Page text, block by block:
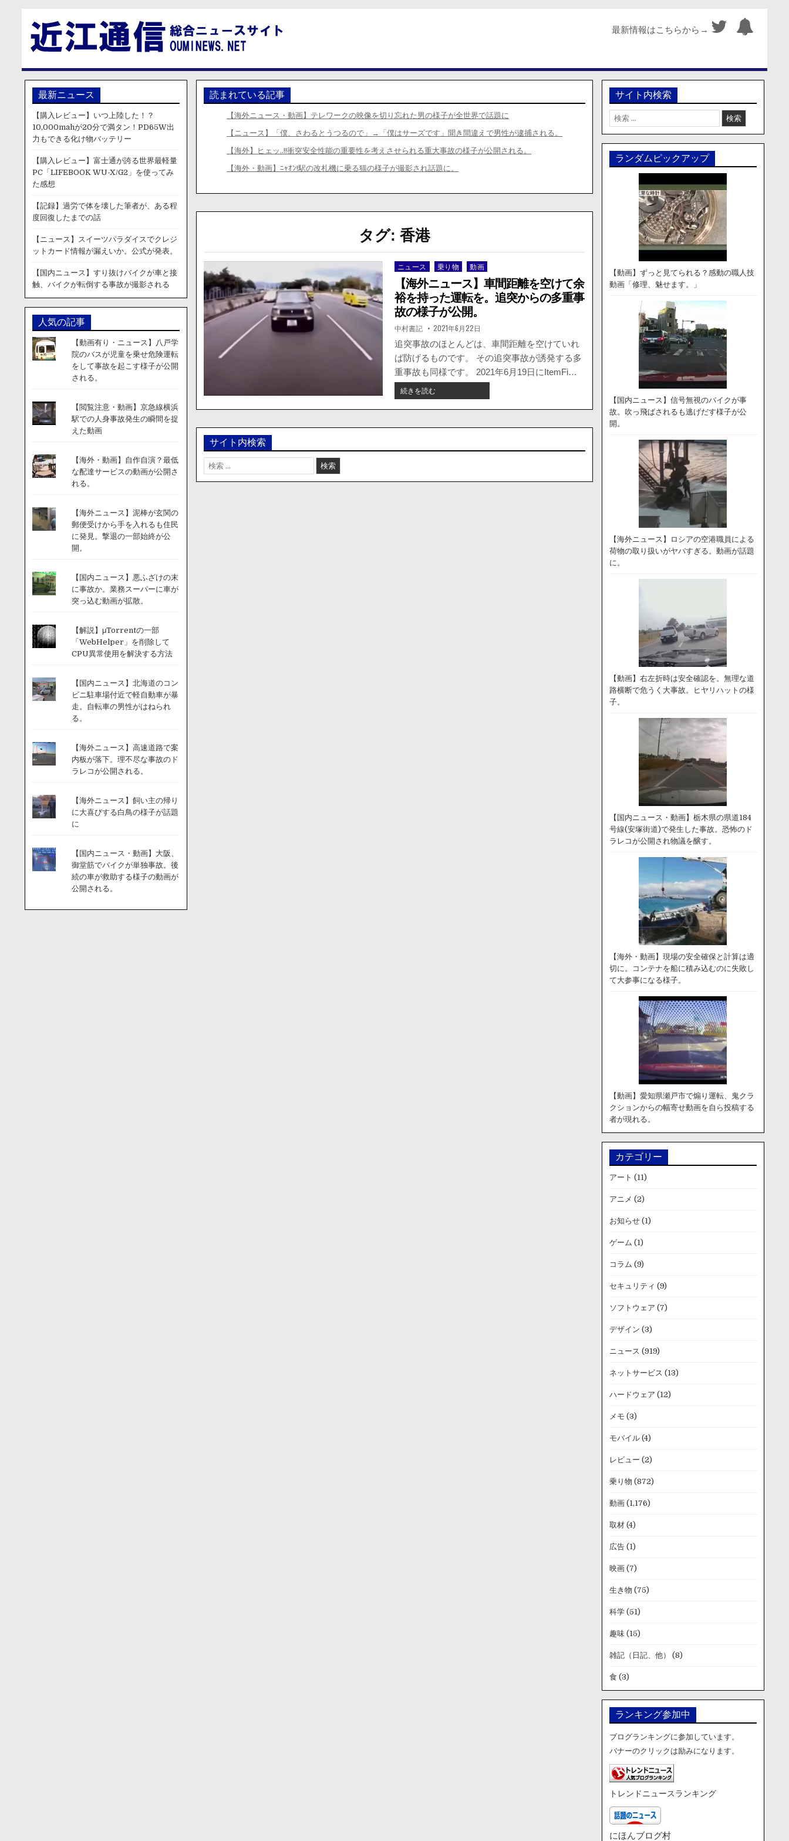
最新情報はこちらから→
読まれている記事
【海外ニュース・動画】テレワークの映像を切り忘れた男の様子が全世界で話題に
【ニュース】「僕、さわるとうつるので」→「僕はサーズです」聞き間違えで男性が逮捕される。
【海外】ヒェッ..!!衝突安全性能の重要性を考えさせられる重大事故の様子が公開される。
【海外・動画】ﾆｬｵﾝ!駅の改札機に乗る猫の様子が撮影され話題に。
タグ: 香港
Posted
ニュース 乗り物 動画
【海外ニュース】車間距離を空けて余
裕を持った運転を。追突からの多重事
故の様子が公開。
著
者:
中村書記 掲
載
日：
2021年6月22日
追突事故のほとんどは、車間距離を空けていれ
ば防げるものです。 その追突事故が誘発する多
重事故も同様です。 2021年6月19日にItemFi…
続きを読む【海
外
ニ
サイト内検索
検
索:
最新ニュース
【購入レビュー】いつ上陸した！？
10,000mahが20分で満タン！PD65W出
力もできる化け物バッテリー
【購入レビュー】富士通が誇る世界最軽量
PC「LIFEBOOK WU-X/G2」を使ってみ
た感想
【記録】過労で体を壊した筆者が、ある程
度回復したまでの話
【ニュース】スイーツパラダイスでクレジ
ットカード情報が漏えいか。公式が発表。
【国内ニュース】すり抜けバイクが車と接
触、バイクが転倒する事故が撮影される
人気の記事
【動画有り・ニュース】八戸学
院のバスが児童を乗せ危険運転
をして事故を起こす様子が公開
される。
【閲覧注意・動画】京急線横浜
駅での人身事故発生の瞬間を捉
えた動画
【海外・動画】自作自演？最低
な配達サービスの動画が公開さ
れる。
【海外ニュース】泥棒が玄関の
郵便受けから手を入れるも住民
に発見。撃退の一部始終が公
開。
【国内ニュース】悪ふざけの末
に事故か。業務スーパーに車が
突っ込む動画が拡散。
【解説】μTorrentの一部
「WebHelper」を削除して
CPU異常使用を解決する方法
【国内ニュース】北海道のコン
ビニ駐車場付近で軽自動車が暴
走。自転車の男性がはねられ
る。
【海外ニュース】高速道路で案
内板が落下。理不尽な事故のド
ラレコが公開される。
【海外ニュース】飼い主の帰り
に大喜びする白鳥の様子が話題
に
【国内ニュース・動画】大阪、
御堂筋でバイクが単独事故。後
続の車が救助する様子の動画が
公開される。
サイト内検索
検
索:
ランダムピックアップ
【動画】ずっと見てられる？感動の職人技
動画「修理、魅せます。」
【国内ニュース】信号無視のバイクが事
故。吹っ飛ばされるも逃げだす様子が公
開。
【海外ニュース】ロシアの空港職員による
荷物の取り扱いがヤバすぎる。動画が話題
に。
【動画】右左折時は安全確認を。無理な道
路横断で危うく大事故。ヒヤリハットの様
子。
【国内ニュース・動画】栃木県の県道184
号線(安塚街道)で発生した事故。恐怖のド
ラレコが公開され物議を醸す。
【海外・動画】現場の安全確保と計算は適
切に。コンテナを船に積み込むのに失敗し
て大参事になる様子。
【動画】愛知県瀬戸市で煽り運転、鬼クラ
クションからの幅寄せ動画を自ら投稿する
者が現れる。
カテゴリー
アート (11)
アニメ (2)
お知らせ(1)
ゲーム (1)
コラム (9)
セキュリティ (9)
ソフトウェア (7)
デザイン (3)
ニュース (919)
ネットサービス (13)
ハードウェア (12)
メモ (3)
モバイル(4)
レビュー (2)
乗り物 (872)
動画(1,176)
取材(4)
広告(1)
映画(7)
生き物 (75)
科学(51)
趣味(15)
雑記（日記、他） (8)
食 (3)
ランキング参加中
ブログランキングに参加しています。
バナーのクリックは励みになります。
トレンドニュースランキング
にほんブログ村